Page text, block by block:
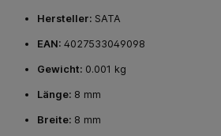
Hersteller: SATA
EAN: 4027533049098
Gewicht: 0.001 kg
Länge: 8 mm
Breite: 8 mm